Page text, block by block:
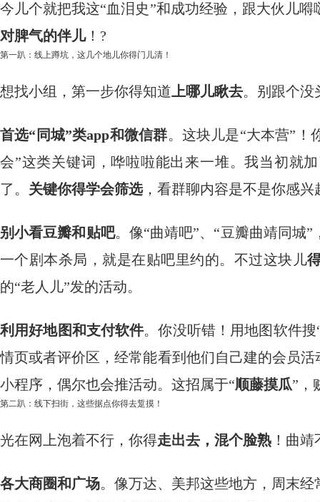
今儿个就把我这“血泪史”和成功经验，跟大伙儿
对脾气的伴儿！?
第一趴：线上蹲坑，这几个地儿你得门儿清！
想找小组，第一步你得知道上哪儿瞅去。别跟个没
首选“同城”类app和微信群。这块儿是“大本营”！
会”这类关键词，哗啦啦能出来一堆。我当初就
了。 关键你得学会筛选，看群聊内容是不是你感
别小看豆瓣和贴吧。像“曲靖吧”、“豆瓣曲靖同城
一个剧本杀局，就是在贴吧里约的。不过这块儿
的“老人儿”发的活动。
利用好地图和支付软件。你没听错！用地图软件搜
情页或者评价区，经常能看到他们自己建的会员
小程序，偶尔也会推活动。这招属于“顺藤摸瓜”，
第二趴：线下扫街，这些据点你得去踅摸！
光在网上泡着不行，你得走出去，混个脸熟 ！曲
各大商圈和广场。像万达、美邦这些地方，周末经